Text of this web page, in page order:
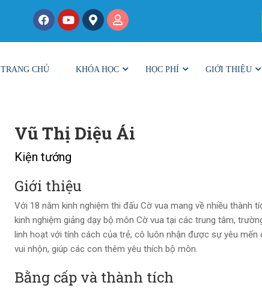
TRANG CHỦ KHÓA HỌC HỌC PHÍ GIỚI THIỆU
Vũ Thị Diệu Ái
Kiện tướng
Giới thiệu
Với 18 năm kinh nghiệm thi đấu Cờ vua mang về nhiều thành
kinh nghiệm giảng dạy bộ môn Cờ vua tại các trung tâm,
linh hoạt với tính cách của trẻ, cô luôn nhận được sự yêu mến
vui nhộn, giúp các con thêm yêu thích bộ môn.
Bằng cấp và thành tích